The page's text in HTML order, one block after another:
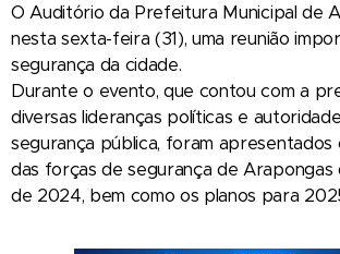
O Auditório da Prefeitura Municipal de
nesta sexta-feira (31), uma reunião
segurança da cidade.
Durante o evento, que contou com a
diversas lideranças políticas e
segurança pública, foram apresentados
das forças de segurança de Arapongas
de 2024, bem como os planos para